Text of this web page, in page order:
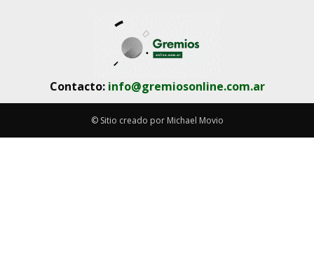
Contacto: info@gremiosonline.com.ar
© Sitio creado por Michael Movio